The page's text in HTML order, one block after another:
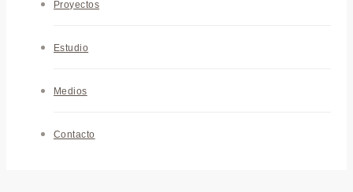
Proyectos
Estudio
Medios
Contacto